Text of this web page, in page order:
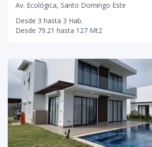
Av. Ecológica, Santo Domingo Este
Desde 3 hasta 3 Hab.
Desde 79.21 hasta 127 Mt2